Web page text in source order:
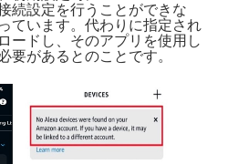
続設定を行うことができな
ています。代わりに指定され
ードし、そのアプリを使用し
要があるとのことです。